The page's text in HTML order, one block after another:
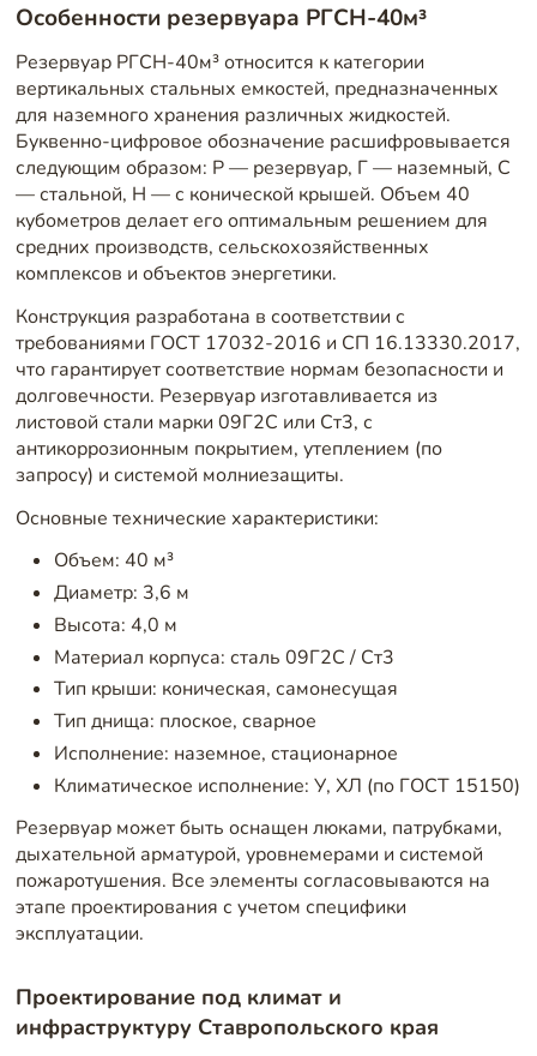
Особенности резервуара РГСН-40м³
Резервуар РГСН-40м³ относится к категории
вертикальных стальных емкостей, предназначенных
для наземного хранения различных жидкостей.
Буквенно-цифровое обозначение расшифровывается
следующим образом: Р — резервуар, Г — наземный, С
— стальной, Н — с конической крышей. Объем 40
кубометров делает его оптимальным решением для
средних производств, сельскохозяйственных
комплексов и объектов энергетики.
Конструкция разработана в соответствии с
требованиями ГОСТ 17032-2016 и СП 16.13330.2017,
что гарантирует соответствие нормам безопасности и
долговечности. Резервуар изготавливается из
листовой стали марки 09Г2С или Ст3, с
антикоррозионным покрытием, утеплением (по
запросу) и системой молниезащиты.
Основные технические характеристики:
Объем: 40 м³
Диаметр: 3,6 м
Высота: 4,0 м
Материал корпуса: сталь 09Г2С / Ст3
Тип крыши: коническая, самонесущая
Тип днища: плоское, сварное
Исполнение: наземное, стационарное
Климатическое исполнение: У, ХЛ (по ГОСТ 15150)
Резервуар может быть оснащен люками, патрубками,
дыхательной арматурой, уровнемерами и системой
пожаротушения. Все элементы согласовываются на
этапе проектирования с учетом специфики
эксплуатации.
Проектирование под климат и
инфраструктуру Ставропольского края